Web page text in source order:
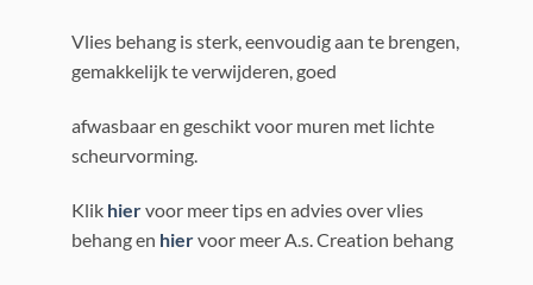
Vlies behang is sterk, eenvoudig aan te brengen,
gemakkelijk te verwijderen, goed
afwasbaar en geschikt voor muren met lichte
scheurvorming.
Klik hiervoor meer tips en advies over vlies
behang en hiervoor meer A.s. Creation behang